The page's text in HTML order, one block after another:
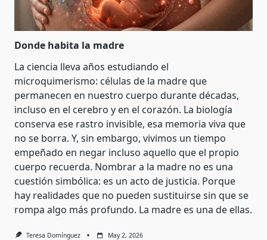
Donde habita la madre
La ciencia lleva años estudiando el
microquimerismo: células de la madre que
permanecen en nuestro cuerpo durante décadas,
incluso en el cerebro y en el corazón. La biología
conserva ese rastro invisible, esa memoria viva que
no se borra. Y, sin embargo, vivimos un tiempo
empeñado en negar incluso aquello que el propio
cuerpo recuerda. Nombrar a la madre no es una
cuestión simbólica: es un acto de justicia. Porque
hay realidades que no pueden sustituirse sin que se
rompa algo más profundo. La madre es una de ellas.
Teresa Domínguez May 2, 2026